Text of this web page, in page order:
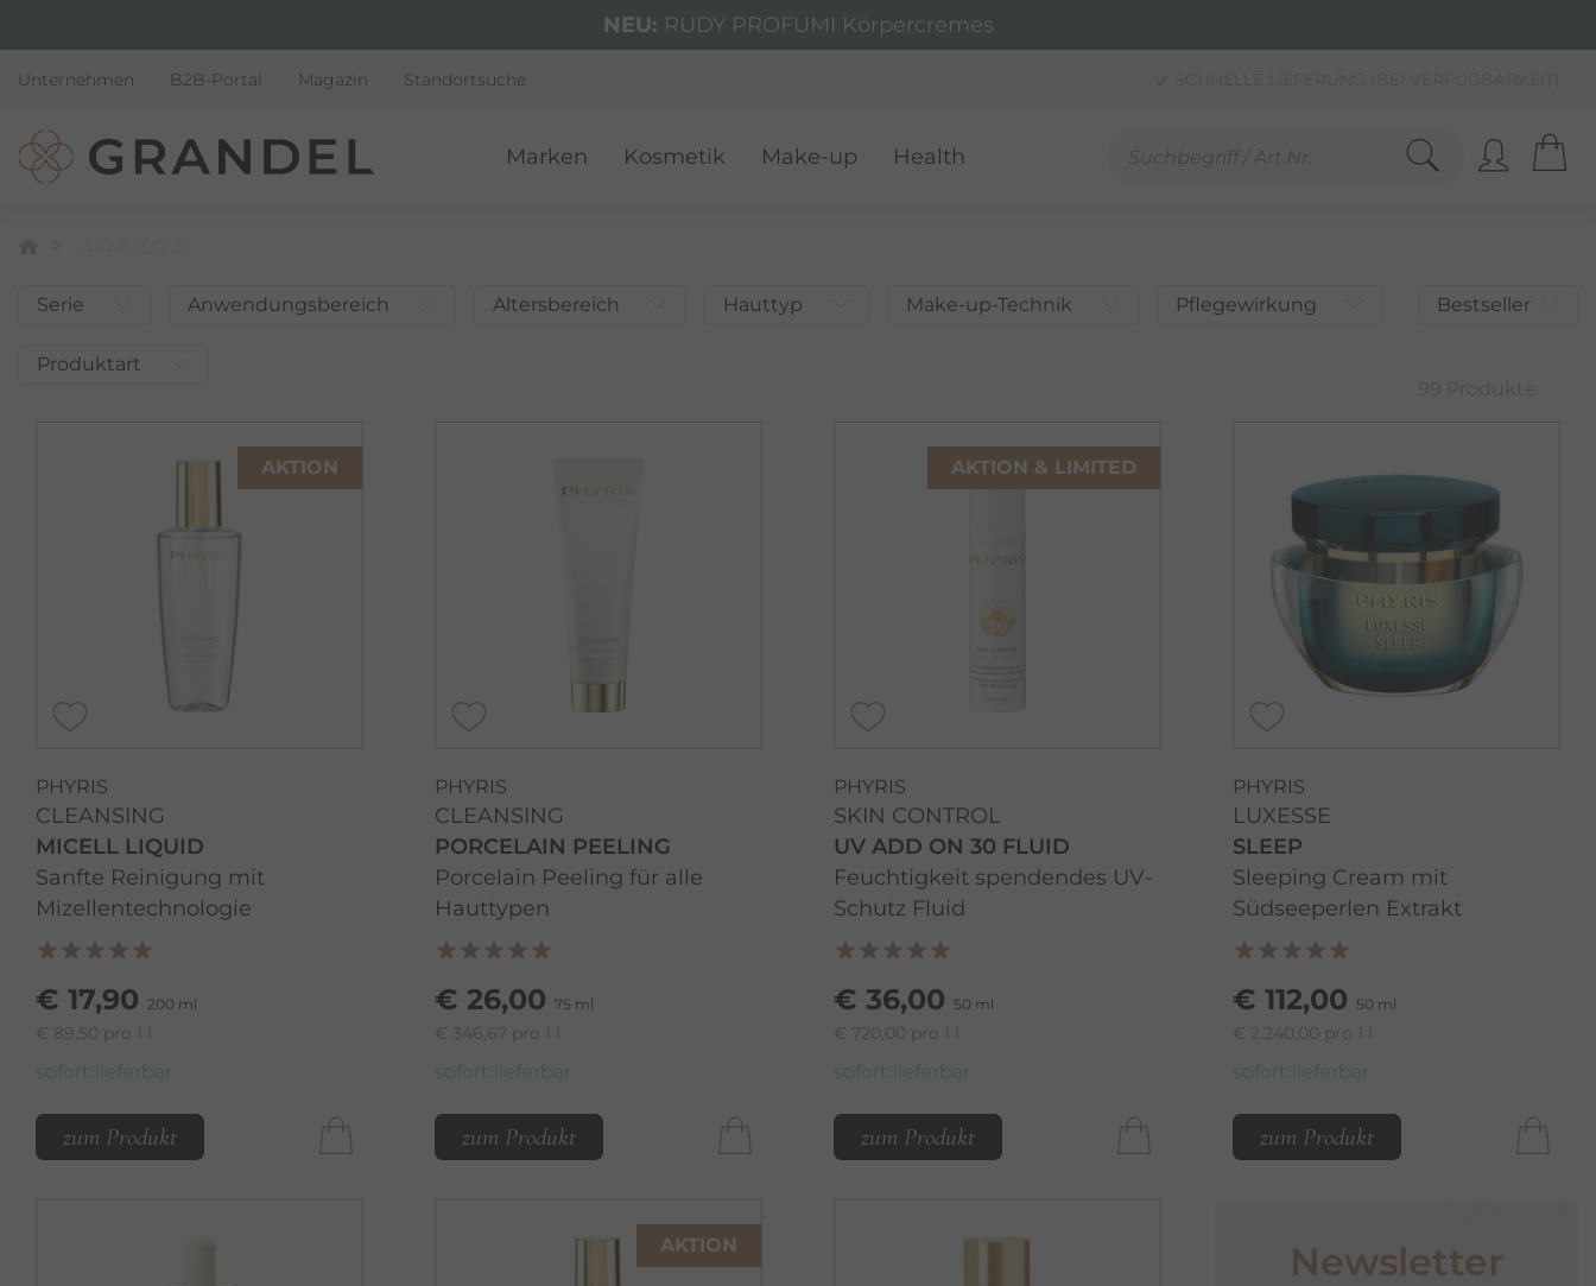
NEU: RUDY PROFUMI Körpercremes
Unternehmen B2B-Portal Magazin Standortsuche
SCHNELLE LIEFERUNG (BEI VERFÜGBARKEIT)
Marken Kosmetik Make-up Health
Serie Anwendungsbereich Altersbereich Hauttyp Make-up-Technik Pflegewirkung
Produktart
Bestseller
AKTION
PHYRIS
CLEANSING
MICELL LIQUID
Sanfte Reinigung mit
Mizellentechnologie
€ 17,90 200 ml
€ 89,50 pro 1 l
sofort lieferbar
zum Produkt
PHYRIS
CLEANSING
PORCELAIN PEELING
Porcelain Peeling für alle
Hauttypen
€ 26,00 75 ml
€ 346,67 pro 1 l
sofort lieferbar
zum Produkt
AKTION & LIMITED
PHYRIS
SKIN CONTROL
UV ADD ON 30 FLUID
Feuchtigkeit spendendes UV-
Schutz Fluid
€ 36,00 50 ml
€ 720,00 pro 1 l
sofort lieferbar
zum Produkt
PHYRIS
LUXESSE
SLEEP
Sleeping Cream mit
Südseeperlen Extrakt
€ 112,00 50 ml
€ 2.240,00 pro 1 l
sofort lieferbar
zum Produkt
AKTION Newsletter